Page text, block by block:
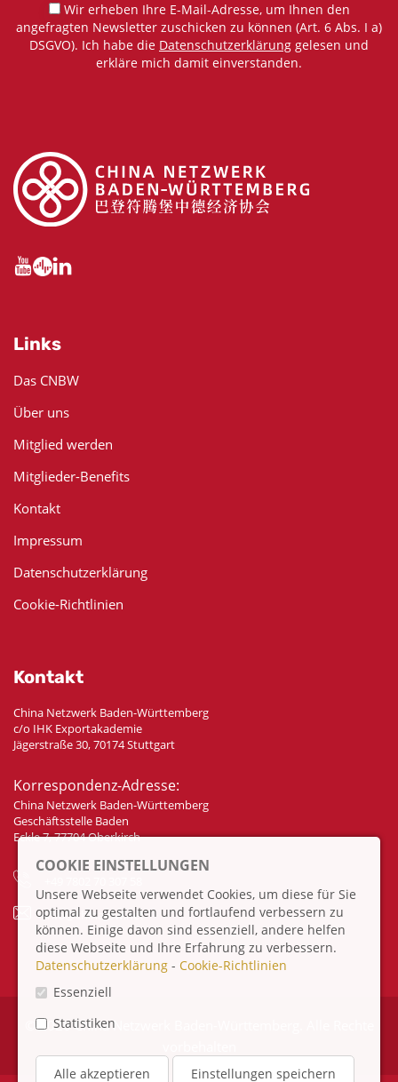
Wir erheben Ihre E-Mail-Adresse, um Ihnen den
angefragten Newsletter zuschicken zu können (Art. 6 Abs. I a)
DSGVO). Ich habe die Datenschutzerklärung gelesen und
erkläre mich damit einverstanden.
Links
Das CNBW
Über uns
Mitglied werden
Mitglieder-Benefits
Kontakt
Impressum
Datenschutzerklärung
Cookie-Richtlinien
Kontakt
China Netzwerk Baden-Württemberg
c/o IHK Exportakademie
Jägerstraße 30, 70174 Stuttgart
Korrespondenz-Adresse:
China Netzwerk Baden-Württemberg
Geschäftsstelle Baden
Eckle 7, 77704 Oberkirch
info@china-bw.net
© 2026 China Netzwerk Baden-Württemberg. Alle Rechte
COOKIE EINSTELLUNGEN
Unsere Webseite verwendet Cookies, um diese für Sie
optimal zu gestalten und fortlaufend verbessern zu
können. Einige davon sind essenziell, andere helfen
diese Webseite und Ihre Erfahrung zu verbessern.
Datenschutzerklärung - Cookie-Richtlinien
Essenziell
Statistiken
Alle akzeptieren Einstellungen speichern